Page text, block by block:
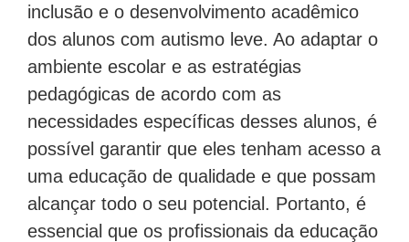
inclusão e o desenvolvimento acadêmico
dos alunos com autismo leve. Ao adaptar o
ambiente escolar e as estratégias
pedagógicas de acordo com as
necessidades específicas desses alunos, é
possível garantir que eles tenham acesso a
uma educação de qualidade e que possam
alcançar todo o seu potencial. Portanto, é
essencial que os profissionais da educação